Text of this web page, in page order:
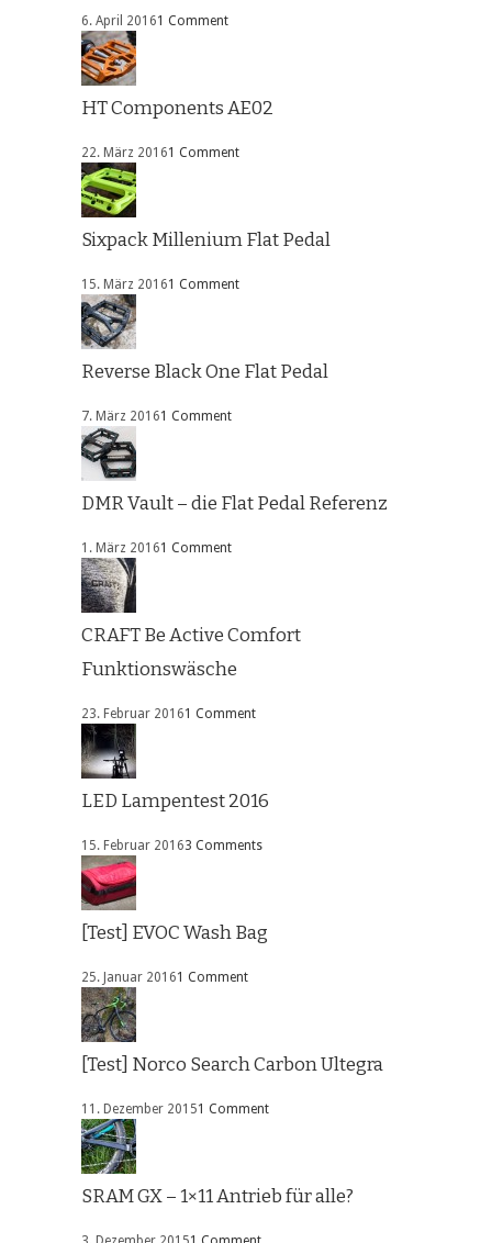
6. April 20161 Comment
HT Components AE02
22. März 20161 Comment
Sixpack Millenium Flat Pedal
15. März 20161 Comment
Reverse Black One Flat Pedal
7. März 20161 Comment
DMR Vault – die Flat Pedal Referenz
1. März 20161 Comment
CRAFT Be Active Comfort
Funktionswäsche
23. Februar 20161 Comment
LED Lampentest 2016
15. Februar 20163 Comments
[Test] EVOC Wash Bag
25. Januar 20161 Comment
[Test] Norco Search Carbon Ultegra
11. Dezember 20151 Comment
SRAM GX – 1×11 Antrieb für alle?